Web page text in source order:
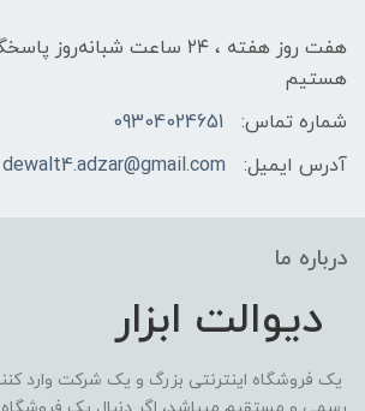
هفت روز هفته ، ۲۴ ساعت
هستیم
شماره تماس:
09304024651
آدرس ایمیل:
dewalt4.adzar@gmail.com
درباره ما
دیوالت ابزار
یک فروشگاه اینترنتی بزرگ و یک شرکت وارد